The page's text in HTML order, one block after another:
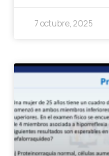
7 octubre, 2025